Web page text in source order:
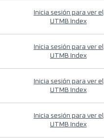
Inicia sesión para ver el
UTMB Index
Inicia sesión para ver el
UTMB Index
Inicia sesión para ver el
UTMB Index
Inicia sesión para ver el
UTMB Index